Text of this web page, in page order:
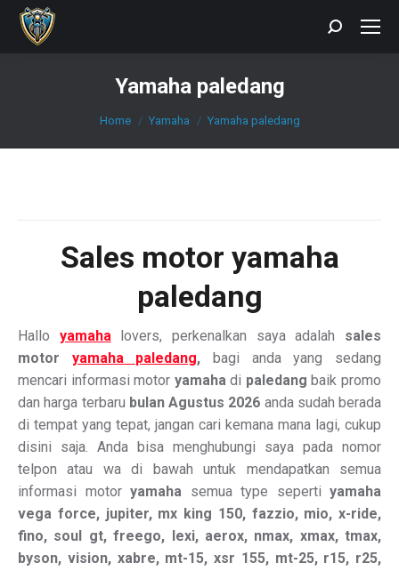
Search:
Yamaha paledang
You are here:
Home Yamaha Yamaha paledang
Sales motor yamaha
paledang
Hallo yamahalovers, perkenalkan saya adalah sales
motor yamaha paledang,bagi anda yang sedang
mencari informasi motor yamahadi paledang baik promo
dan harga terbaru bulan Agustus 2026 anda sudah berada
di tempat yang tepat, jangan cari kemana mana lagi, cukup
disini saja. Anda bisa menghubungi saya pada nomor
telpon atau wa di bawah untuk mendapatkan semua
informasi motor yamaha semua type seperti yamaha
vega force, jupiter, mx king 150, fazzio, mio, x-ride,
fino, soul gt, freego, lexi, aerox, nmax, xmax, tmax,
byson, vision, xabre, mt-15, xsr 155, mt-25, r15, r25,